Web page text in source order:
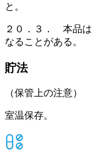
と。
２０．３． 本品
なることがある。
貯法
（保管上の注意）
室温保存。